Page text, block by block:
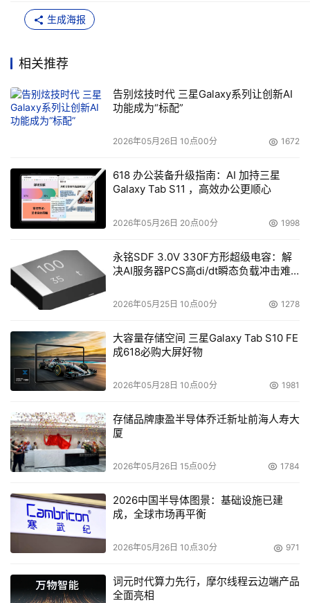
生成海报
相关推荐
告别炫技时代 三星Galaxy系列让创新AI
功能成为“标配”
2026年05月26日 10点00分 1672
618 办公装备升级指南：AI 加持三星
Galaxy Tab S11 ，高效办公更顺心
2026年05月26日 20点00分 1998
永铭SDF 3.0V 330F方形超级电容：解
决AI服务器PCS高di/dt瞬态负载冲击难
2026年05月25日 10点00分 1278
大容量存储空间 三星Galaxy Tab S10 FE
成618必购大屏好物
2026年05月28日 10点00分 1981
存储品牌康盈半导体乔迁新址前海人寿大
厦
2026年05月26日 15点00分 1784
2026中国半导体图景：基础设施已建
成，全球市场再平衡
2026年05月26日 10点30分 971
词元时代算力先行，摩尔线程云边端产品
全面亮相